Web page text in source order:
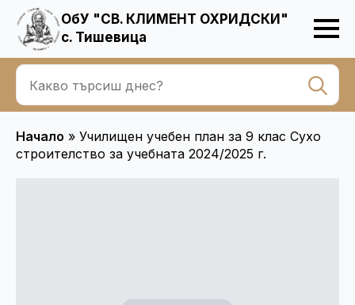
ОбУ "СВ. КЛИМЕНТ ОХРИДСКИ"
с. Тишевица
Начало » Училищен учебен план за 9 клас Сухо
строителство за учебната 2024/2025 г.